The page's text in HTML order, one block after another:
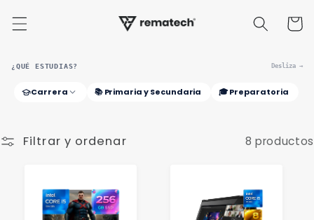
directamente
al contenido
Carrito
¿QUÉ ESTUDIAS? Desliza →
Carrera 📚 Primaria y Secundaria 🎓 Preparatoria
Filtrar y ordenar 8 productos